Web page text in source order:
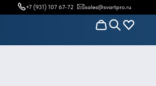
+7 (931) 107 67-72 sales@svartpro.ru